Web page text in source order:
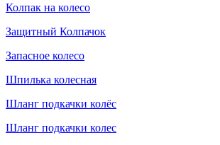
Колпак на колесо
Защитный Колпачок
Запасное колесо
Шпилька колесная
Шланг подкачки колёс
Шланг подкачки колес